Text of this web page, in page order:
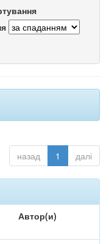
назад 1 далі
Автор(и)